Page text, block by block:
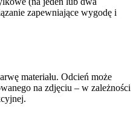
zapewniające wygodę i
materiału. Odcień może
na zdjęciu – w zależności